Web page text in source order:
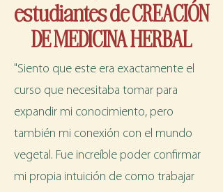
estudiantes de CREACIÓN
DE MEDICINA HERBAL
"Siento que este era exactamente el
curso que necesitaba tomar para
expandir mi conocimiento, pero
también mi conexión con el mundo
vegetal. Fue increíble poder confirmar
mi propia intuición de como trabajar